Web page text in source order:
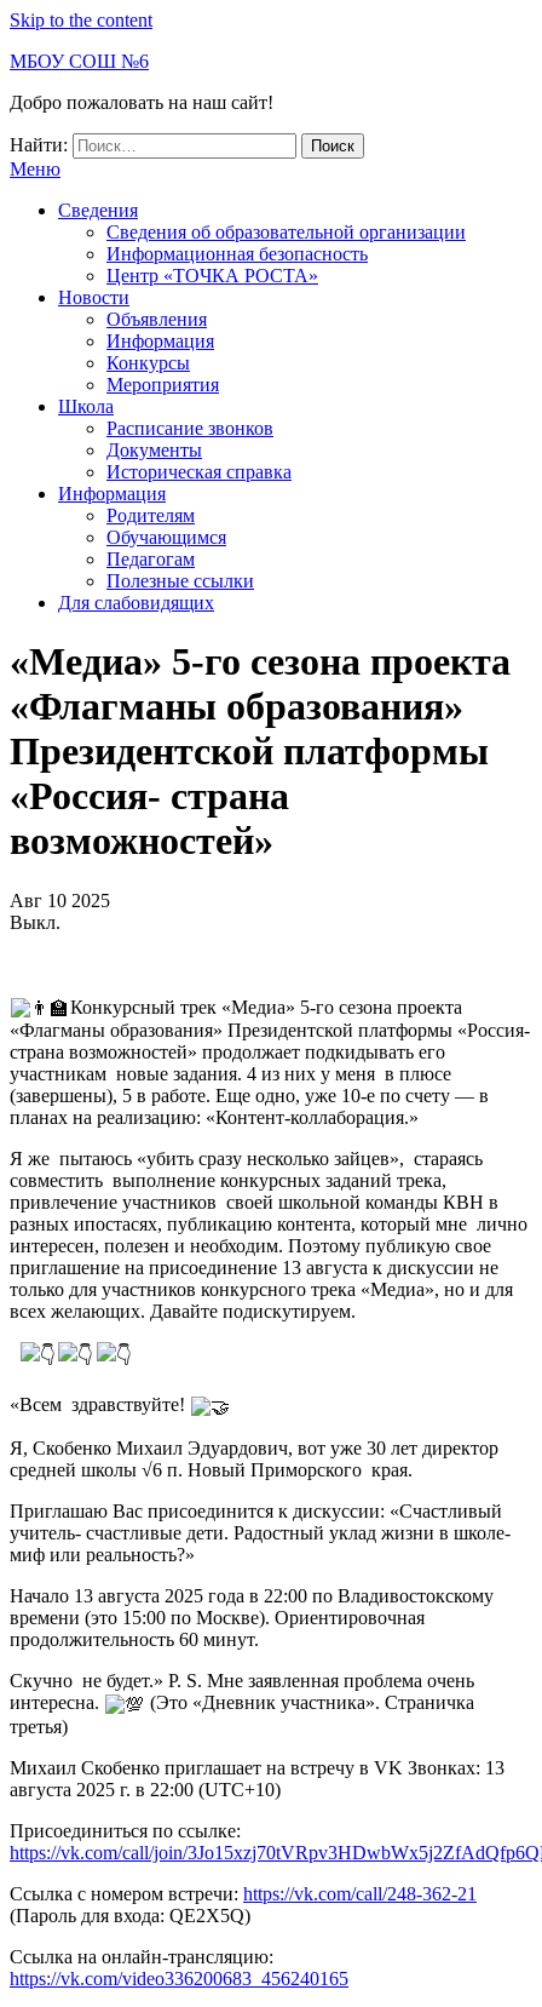
Skip to the content
МБОУ СОШ №6
Добро пожаловать на наш сайт!
Найти:
Меню
Сведения
Сведения об образовательной организации
Информационная безопасность
Центр «ТОЧКА РОСТА»
Новости
Объявления
Информация
Конкурсы
Мероприятия
Школа
Расписание звонков
Документы
Историческая справка
Информация
Родителям
Обучающимся
Педагогам
Полезные ссылки
Для слабовидящих
«Медиа» 5-го сезона проекта
«Флагманы образования»
Президентской платформы
«Россия- страна
возможностей»
Авг 10 2025
Выкл.
Конкурсный трек «Медиа» 5-го сезона проекта
«Флагманы образования» Президентской платформы «Россия-
страна возможностей» продолжает подкидывать его
участникам новые задания. 4 из них у меня в плюсе
(завершены), 5 в работе. Еще одно, уже 10-е по счету — в
планах на реализацию: «Контент-коллаборация.»
Я же пытаюсь «убить сразу несколько зайцев», стараясь
совместить выполнение конкурсных заданий трека,
привлечение участников своей школьной команды КВН в
разных ипостасях, публикацию контента, который мне лично
интересен, полезен и необходим. Поэтому публикую свое
приглашение на присоединение 13 августа к дискуссии не
только для участников конкурсного трека «Медиа», но и для
всех желающих. Давайте подискутируем.
«Всем здравствуйте!
Я, Скобенко Михаил Эдуардович, вот уже 30 лет директор
средней школы √6 п. Новый Приморского края.
Приглашаю Вас присоединится к дискуссии: «Счастливый
учитель- счастливые дети. Радостный уклад жизни в школе-
миф или реальность?»
Начало 13 августа 2025 года в 22:00 по Владивостокскому
времени (это 15:00 по Москве). Ориентировочная
продолжительность 60 минут.
Скучно не будет.» P. S. Мне заявленная проблема очень
интересна.
(Это «Дневник участника». Страничка
третья)
Михаил Скобенко приглашает на встречу в VK Звонках: 13
августа 2025 г. в 22:00 (UTC+10)
Присоединиться по ссылке:
https://vk.com/call/join/
Ссылка с номером встречи: https://vk.com/call/248-362-21
(Пароль для входа: QE2X5Q)
Ссылка на онлайн-трансляцию:
https://vk.com/video336200683_456240165